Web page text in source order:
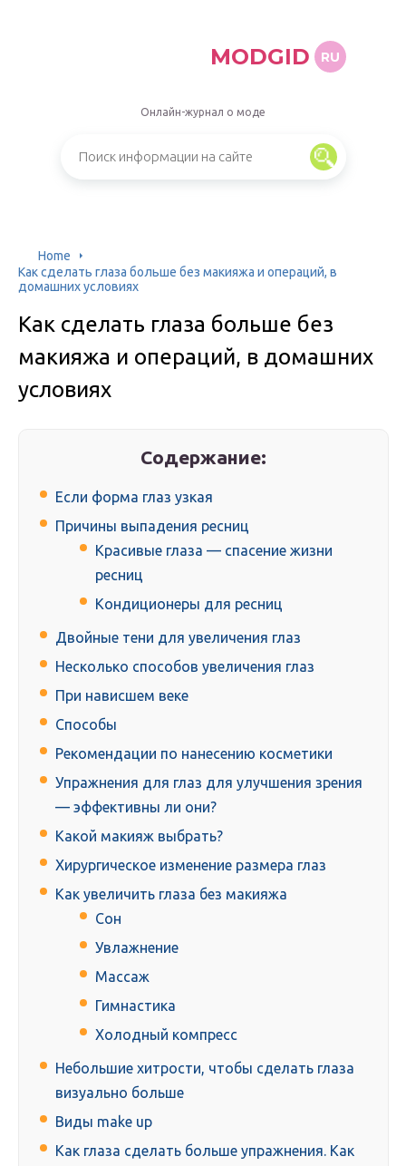
MODGID RU
Онлайн-журнал о моде
Home
Как сделать глаза больше без макияжа и операций, в
домашних условиях
Как сделать глаза больше без
макияжа и операций, в домашних
условиях
Содержание:
Если форма глаз узкая
Причины выпадения ресниц
Красивые глаза — спасение жизни
ресниц
Кондиционеры для ресниц
Двойные тени для увеличения глаз
Несколько способов увеличения глаз
При нависшем веке
Способы
Рекомендации по нанесению косметики
Упражнения для глаз для улучшения зрения
— эффективны ли они?
Какой макияж выбрать?
Хирургическое изменение размера глаз
Как увеличить глаза без макияжа
Сон
Увлажнение
Массаж
Гимнастика
Холодный компресс
Небольшие хитрости, чтобы сделать глаза
визуально больше
Виды make up
Как глаза сделать больше упражнения. Как